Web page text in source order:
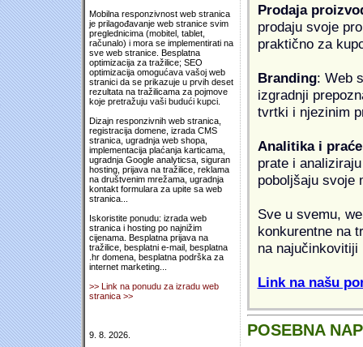
Mobilna responzivnost web stranica
je prilagođavanje web stranice svim
preglednicima (mobitel, tablet,
računalo) i mora se implementirati na
sve web stranice. Besplatna
optimizacija za tražilice; SEO
optimizacija omogućava vašoj web
stranici da se prikazuje u prvih deset
rezultata na tražilicama za pojmove
koje pretražuju vaši budući kupci.
Dizajn responzivnih web stranica,
registracija domene, izrada CMS
stranica, ugradnja web shopa,
implementacija plaćanja karticama,
ugradnja Google analyticsa, siguran
hosting, prijava na tražilice, reklama
na društvenim mrežama, ugradnja
kontakt formulara za upite sa web
stranica...
Iskoristite ponudu: izrada web
stranica i hosting po najnižim
cijenama. Besplatna prijava na
tražilice, besplatni e-mail, besplatna
.hr domena, besplatna podrška za
internet marketing...
>> Link na ponudu za izradu web
stranica >>
9. 8. 2026.
Prodaja
prodaju svoje
praktično za
Branding: Web
izgradnji
tvrtki i njezinim
Analitika i
prate i
poboljšaju svoje
Sve u svemu,
konkurentne na
na najučinkovitiji
Link na našu
POSEBNA